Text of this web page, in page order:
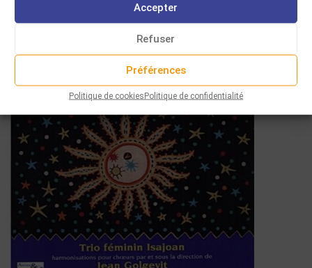
Accepter
Refuser
Préférences
Politique de cookiesPolitique de confidentialité